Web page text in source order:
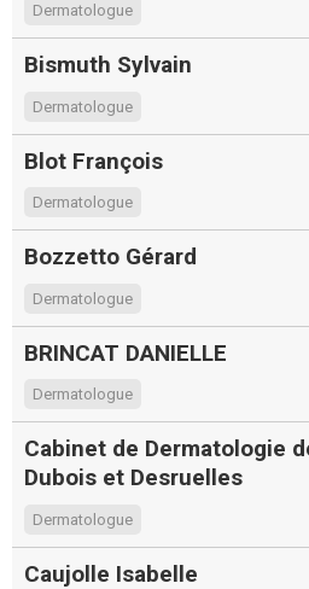
Dermatologue
Bismuth Sylvain
Dermatologue
Blot François
Dermatologue
Bozzetto Gérard
Dermatologue
BRINCAT DANIELLE
Dermatologue
Cabinet de Dermatologie
Dubois et Desruelles
Dermatologue
Caujolle Isabelle